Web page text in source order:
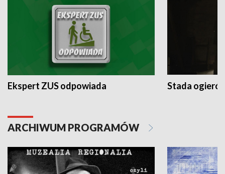
Ekspert ZUS odpowiada Stada
ARCHIWUM PROGRAMÓW